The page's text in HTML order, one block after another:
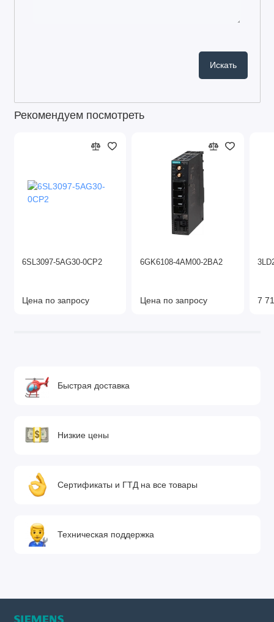
Рекомендуем посмотреть
6SL3097-5AG30-0CP2
Цена по запросу
6GK6108-4AM00-2BA2
Цена по запросу 7
Быстрая доставка
Низкие цены
Сертификаты и ГТД на все товары
Техническая поддержка